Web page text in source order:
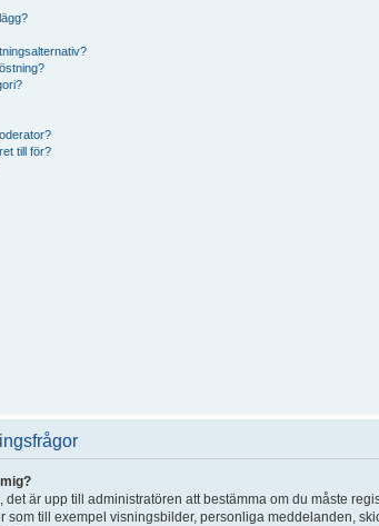
till för?
det är upp till administratören att bestämma om du måste
som till exempel visningsbilder, personliga meddelanden,